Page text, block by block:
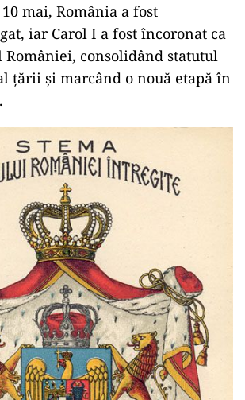
mai, România a fost
iar Carol I a fost încoronat ca
României, consolidând statutul
țării și marcând o nouă etapă în